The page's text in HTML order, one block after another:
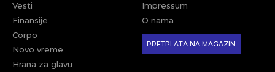
Vesti
Finansije
Corpo
Novo vreme
Hrana za glavu
Impressum
O nama
PRETPLATA NA MAGAZIN